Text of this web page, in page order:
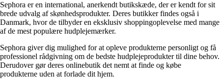
Sephora er en international, anerkendt butikskæde, der er kendt for sit
brede udvalg af skønhedsprodukter. Deres butikker findes også i
Danmark, hvor de tilbyder en eksklusiv shoppingoplevelse med mange
af de mest populære hudplejemærker.
Sephora giver dig mulighed for at opleve produkterne personligt og få
professionel rådgivning om de bedste hudplejeprodukter til dine behov.
Derudover gør deres onlinebutik det nemt at finde og købe
produkterne uden at forlade dit hjem.